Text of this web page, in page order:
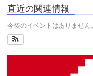
直近の関連情報
今後のイベントはありません。